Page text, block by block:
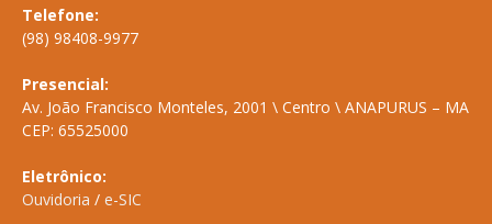
Telefone:
(98) 98408-9977
Presencial:
Av. João Francisco Monteles, 2001 \ Centro \ ANAPURUS – MA
CEP: 65525000
Eletrônico:
Ouvidoria / e-SIC